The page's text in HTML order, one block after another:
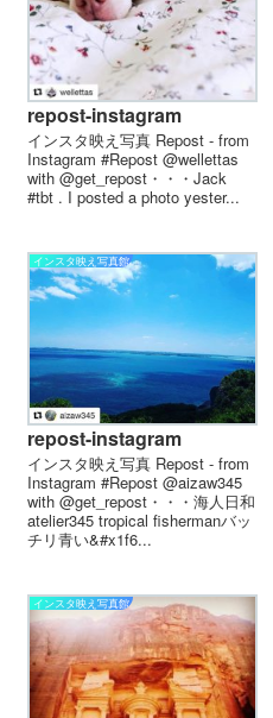
repost-instagram
インスタ映え写真 Repost - from
Instagram #Repost @wellettas
with @get_repost・・・Jack ️
#tbt . I posted a photo yester...
インスタ映え写真館
repost-instagram
インスタ映え写真 Repost - from
Instagram #Repost @aizaw345
with @get_repost・・・海人日和
atelier345 tropical fishermanバッ
チリ青い&#x1f6...
インスタ映え写真館